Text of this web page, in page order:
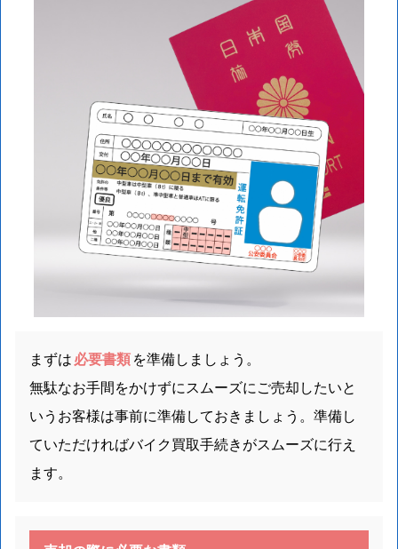
まずは 必要書類 を準備しましょう。
無駄なお手間をかけずにスムーズにご売却したいと
いうお客様は事前に準備しておきましょう。準備し
ていただければバイク買取手続きがスムーズに行え
ます。